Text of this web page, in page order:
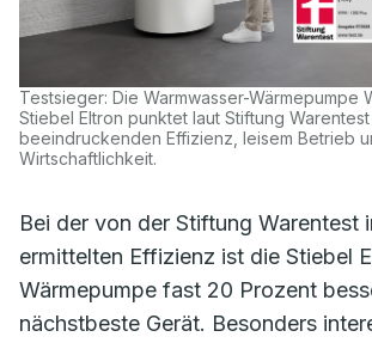
Testsieger: Die Warmwasser-Wärmepumpe
Stiebel Eltron punktet laut Stiftung
beeindruckenden Effizienz, leisem Betrieb
Wirtschaftlichkeit.
Bei der von der Stiftung Warentest
ermittelten Effizienz ist die Stiebel
Wärmepumpe fast 20 Prozent
nächstbeste Gerät. Besonders